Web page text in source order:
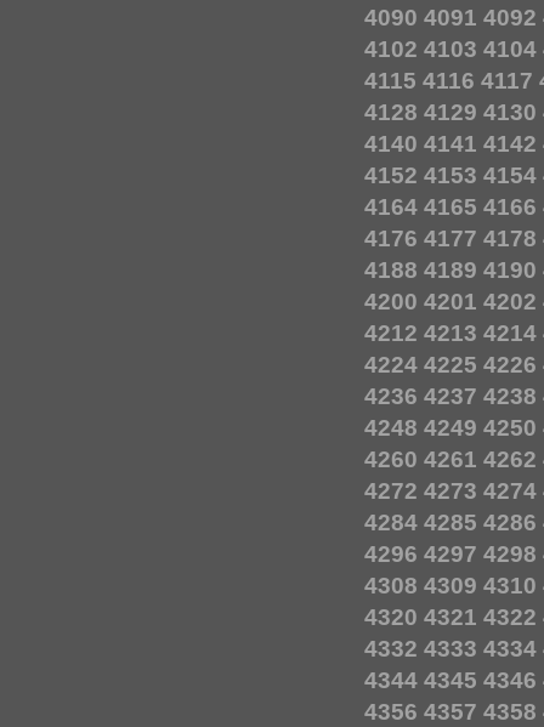
4090 4091 4092
4102 4103 4104
4115 4116 4117
4128 4129 4130
4140 4141 4142
4152 4153 4154
4164 4165 4166
4176 4177 4178
4188 4189 4190
4200 4201 4202
4212 4213 4214
4224 4225 4226
4236 4237 4238
4248 4249 4250
4260 4261 4262
4272 4273 4274
4284 4285 4286
4296 4297 4298
4308 4309 4310
4320 4321 4322
4332 4333 4334
4344 4345 4346
4356 4357 4358